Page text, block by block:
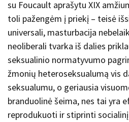
su Foucault aprašytu XIX
toli pažengėm į priekį – teisė
universali, masturbacija
neoliberali tvarka iš dalies
seksualinio normatyvumo
žmonių heteroseksualumą vis
seksualumu, o geriausia
branduolinė šeima, nes tai yra
reprodukuoti ir stiprinti